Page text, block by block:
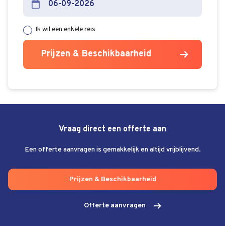
Ik wil een enkele reis
Prijzen & Beschikbaarheid
Vraag direct een offerte aan
Een offerte aanvragen is gemakkelijk en altijd vrijblijvend.
Prijzen & Beschikbaarheid
Offerte aanvragen